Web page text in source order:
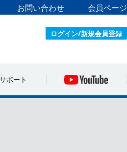
お問い合わせ 会員ページ
ログイン/新規会員登録
ポート